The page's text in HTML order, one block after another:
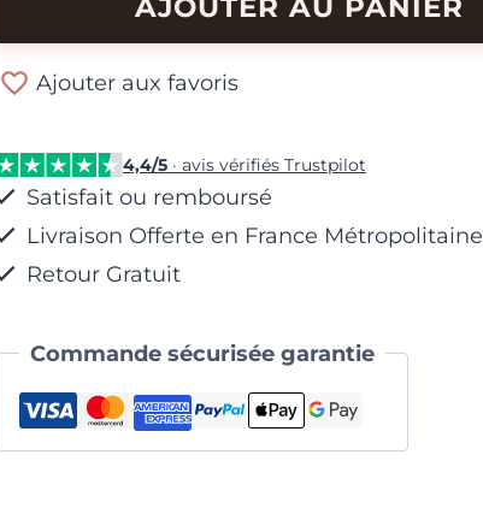
SoleilAjouter aux favoris
4,4/5· avis vérifiés Trustpilot
Satisfait ou remboursé
Livraison Offerte en France Métropolitaine
Retour Gratuit
Commande sécurisée garantie